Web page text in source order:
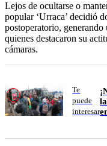
Lejos de ocultarse o
popular ‘Urraca’ decidió
postoperatorio, generando
quienes destacaron su
cámaras.
Te
puede
interesar